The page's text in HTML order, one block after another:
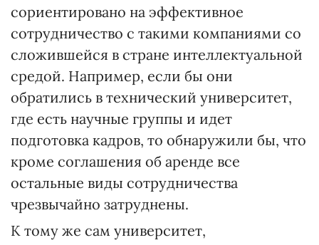
сориентировано на эффективное
сотрудничество с такими компаниями со
сложившейся в стране интеллектуальной
средой. Например, если бы они
обратились в технический университет,
где есть научные группы и идет
подготовка кадров, то обнаружили бы, что
кроме соглашения об аренде все
остальные виды сотрудничества
чрезвычайно затруднены.
К тому же сам университет,